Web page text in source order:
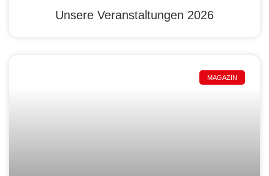
Unsere Veranstaltungen 2026
MAGAZIN